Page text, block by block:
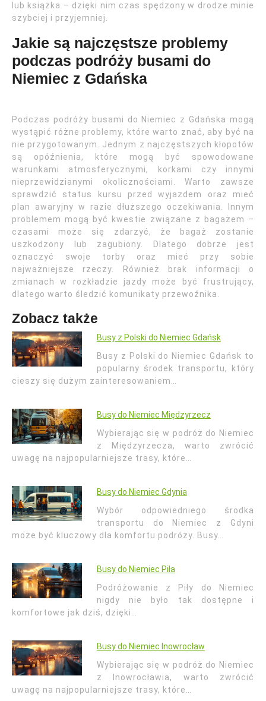
lub książka – dzięki nim czas spędzony w drodze minie
szybciej i przyjemniej.
Jakie są najczęstsze problemy
podczas podróży busami do
Niemiec z Gdańska
Podczas podróży busami do Niemiec z Gdańska mogą
wystąpić różne problemy, które warto znać, aby być na
nie przygotowanym. Jednym z najczęstszych kłopotów
są opóźnienia, które mogą być spowodowane
warunkami atmosferycznymi, korkami czy innymi
nieprzewidzianymi okolicznościami. Warto zawsze
sprawdzić status kursu przed wyjazdem oraz mieć
plan awaryjny w razie dłuższego oczekiwania. Innym
problemem mogą być kwestie związane z bagażem –
czasami może się zdarzyć, że bagaż zostanie
uszkodzony lub zagubiony. Dlatego dobrze jest
oznaczyć swoje torby oraz mieć przy sobie
najważniejsze rzeczy. Również brak informacji o
zmianach w rozkładzie jazdy może być frustrujący,
dlatego warto śledzić komunikaty przewoźnika.
Zobacz także
Busy z Polski do Niemiec Gdańsk
Busy z Polski do Niemiec Gdańsk to
popularny środek transportu, który
cieszy się dużym zainteresowaniem…
Busy do Niemiec Międzyrzecz
Wybierając się w podróż do Niemiec
z Międzyrzecza, warto zwrócić
uwagę na najpopularniejsze trasy, które…
Busy do Niemiec Gdynia
Wybór odpowiedniego środka
transportu do Niemiec z Gdyni
może być kluczowy dla komfortu podróży. Busy…
Busy do Niemiec Piła
Podróżowanie z Piły do Niemiec
nigdy nie było tak dostępne i
komfortowe jak dziś, dzięki…
Busy do Niemiec Inowrocław
Wybierając się w podróż do Niemiec
z Inowrocławia, warto zwrócić
uwagę na najpopularniejsze trasy, które…